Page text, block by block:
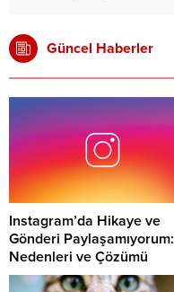
Güncel Haberler
Instagram’da Hikaye ve
Gönderi Paylaşamıyorum:
Nedenleri ve Çözümü